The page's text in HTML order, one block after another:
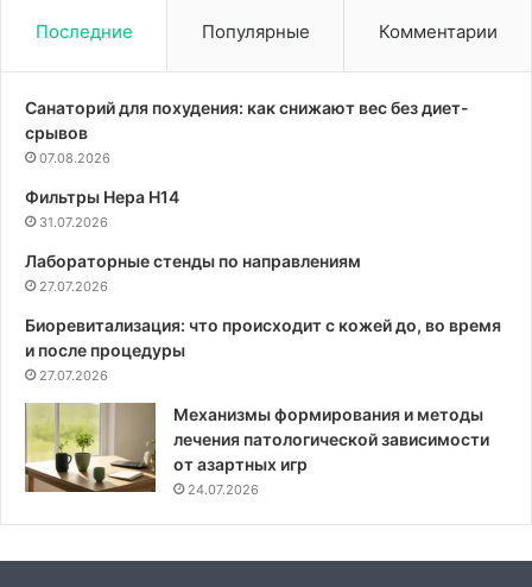
Последние Популярные Комментарии
Санаторий для похудения: как снижают вес без диет-
срывов
07.08.2026
Фильтры Hepa Н14
31.07.2026
Лабораторные стенды по направлениям
27.07.2026
Биоревитализация: что происходит с кожей до, во время
и после процедуры
27.07.2026
Механизмы формирования и методы
лечения патологической зависимости
от азартных игр
24.07.2026